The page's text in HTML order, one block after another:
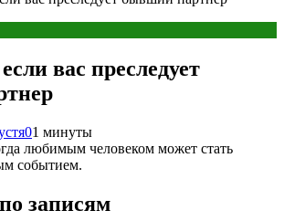
вас преследует
01 минуты
любимым человеком может стать
событием.
записям